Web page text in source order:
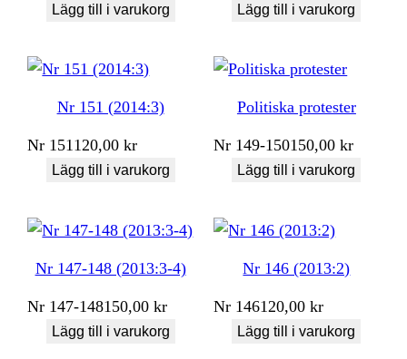
Lägg till i varukorg Lägg till i varukorg
Nr 151 (2014:3)
Nr 151120,00kr
Lägg till i varukorg
Politiska protester
Nr 149-150150,00kr
Lägg till i varukorg
Nr 147-148 (2013:3-4)
Nr 147-148150,00kr
Lägg till i varukorg
Nr 146 (2013:2)
Nr 146120,00kr
Lägg till i varukorg